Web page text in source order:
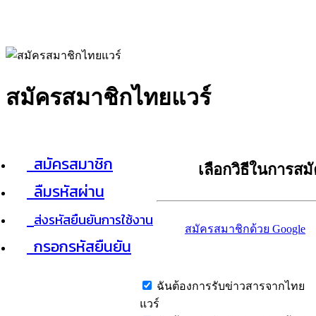
สมัครสมาชิกไทยแวร์
สมัครสมาชิก
ลืมรหัสผ่าน
ส่งรหัสยืนยันการใช้งาน
กรอกรหัสยืนยัน
เลือกวิธีในการส
สมัครสมาชิกด้วย Google
ฉันต้องการรับข่าวสารจากไทย
แวร์